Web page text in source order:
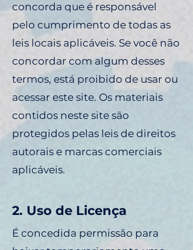
concorda que é responsável
pelo cumprimento de todas as
leis locais aplicáveis. Se você não
concordar com algum desses
termos, está proibido de usar ou
acessar este site. Os materiais
contidos neste site são
protegidos pelas leis de direitos
autorais e marcas comerciais
aplicáveis.
2. Uso de Licença
É concedida permissão para